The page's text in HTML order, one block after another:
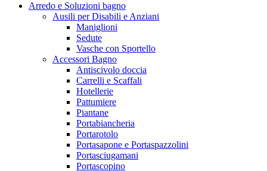
Arredo e Soluzioni bagno
Ausili per Disabili e Anziani
Maniglioni
Sedute
Vasche con Sportello
Accessori Bagno
Antiscivolo doccia
Carrelli e Scaffali
Hotellerie
Pattumiere
Piantane
Portabiancheria
Portarotolo
Portasapone e Portaspazzolini
Portasciugamani
Portascopino